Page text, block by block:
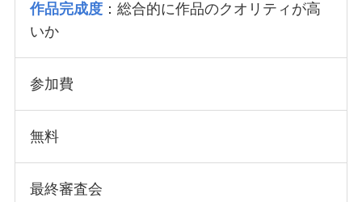
作品完成度：総合的に作品のクオリティが高
いか
参加費
無料
最終審査会